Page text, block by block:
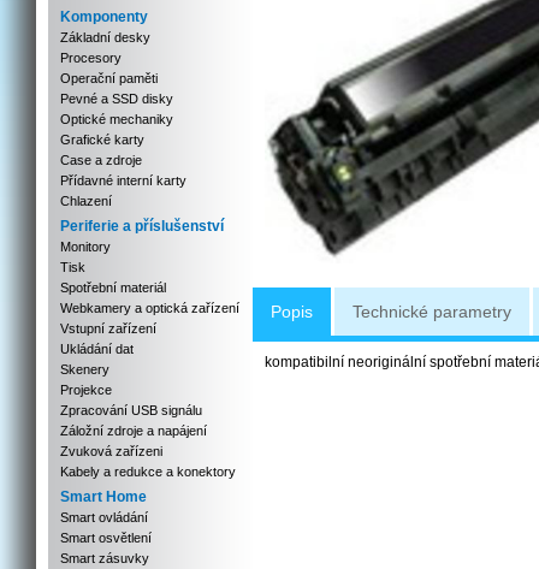
Komponenty
Základní desky
Procesory
Operační paměti
Pevné a SSD disky
Optické mechaniky
Grafické karty
Case a zdroje
Přídavné interní karty
Chlazení
Periferie a příslušenství
Monitory
Tisk
Spotřební materiál
Webkamery a optická zařízení
Vstupní zařízení
Ukládání dat
Skenery
Projekce
Zpracování USB signálu
Záložní zdroje a napájení
Zvuková zařízeni
Kabely a redukce a konektory
Smart Home
Smart ovládání
Smart osvětlení
Smart zásuvky
Popis Technické parametry
kompatibilní neoriginální spotřební